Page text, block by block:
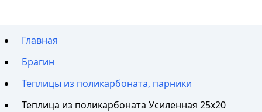
Главная
Брагин
Теплицы из поликарбоната, парники
Теплица из поликарбоната Усиленная 25х20